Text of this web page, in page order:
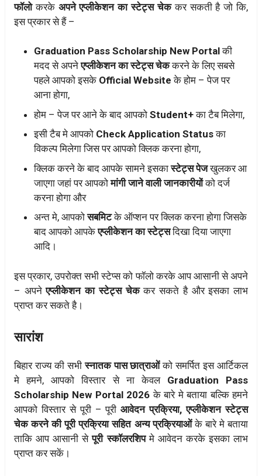
फॉलोकरकेअपने एप्लीकेशन का स्टेट्स चेककर सकती है जो कि,
इस प्रकार से हैं –
Graduation Pass Scholarship New Portalकी
मदद से अपनेएप्लीकेशन का स्टेट्स चेककरने के लिए सबसे
पहले आपको इसके Official Website के होम – पेज पर
आना होगा,
होम – पेज पर आने के बाद आपको Student+का टैब मिलेगा,
इसी टैब मे आपको Check Application Statusका
विकल्प मिलेगा जिस पर आपको क्लिक करना होगा,
क्लिक करने के बाद आपके सामने इसकास्टेट्स पेजखुलकर आ
जाएगा जहां पर आपकोमांगी जाने वाली जानकारीयोंको दर्ज
करना होगा और
अन्त मे, आपकोसबमिटके ऑप्शन पर क्लिक करना होगा जिसके
बाद आपको आपकेएप्लीकेशन का स्टेट्सदिखा दिया जाएगा
आदि।
इस प्रकार, उपरोक्त सभी स्टेप्स को फॉलो करके आप आसानी से अपने
– अपनेएप्लीकेशन का स्टेट्स चेककर सकते है और इसका लाभ
प्राप्त कर सकते है।
सारांश
बिहार राज्य की सभीस्नातक पास छात्राओंको समर्पित इस आर्टिकल
मे हमने, आपको विस्तार से ना केवल Graduation Pass
Scholarship New Portal 2026के बारे मे बताया बल्कि हमने
आपको विस्तार से पूरी – पूरी आवेदन प्रक्रिया, एप्लीकेशन स्टेट्स
चेक करने की पूरी प्रक्रिया सहित अन्य प्रक्रियाओंके बारे मे बताया
ताकि आप आसानी सेपूरी स्कॉलरशिपमे आवेदन करके इसका लाभ
प्राप्त कर सकें।